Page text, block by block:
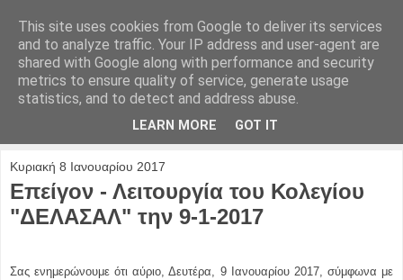
Κυριακή 8 Ιανουαρίου 2017
Επείγον - Λειτουργία του Κολεγίου
"ΔΕΛΑΣΑΛ" την 9-1-2017
Σας ενημερώνουμε ότι αύριο, Δευτέρα, 9 Ιανουαρίου 2017, σύμφωνα με
This site uses cookies from Google to deliver its services
and to analyze traffic. Your IP address and user-agent are
shared with Google along with performance and security
metrics to ensure quality of service, generate usage
statistics, and to detect and address abuse.
LEARN MORE GOT IT